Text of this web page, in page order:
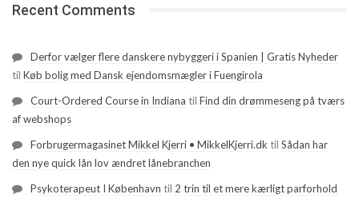
Recent Comments
Derfor vælger flere danskere nybyggeri i Spanien | Gratis Nyheder
til Køb bolig med Dansk ejendomsmægler i Fuengirola
Court-Ordered Course in Indiana til Find din drømmeseng på tværs
af webshops
Forbrugermagasinet Mikkel Kjerri • MikkelKjerri.dk til Sådan har
den nye quick lån lov ændret lånebranchen
Psykoterapeut I København til 2 trin til et mere kærligt parforhold